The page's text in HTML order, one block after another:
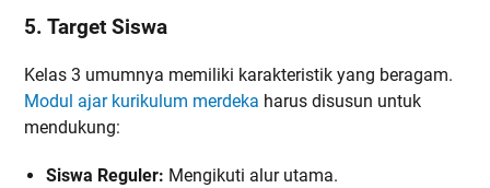
5. Target Siswa
Kelas 3 umumnya memiliki karakteristik yang beragam.
Modul ajar kurikulum merdeka harus disusun untuk
mendukung:
Siswa Reguler: Mengikuti alur utama.